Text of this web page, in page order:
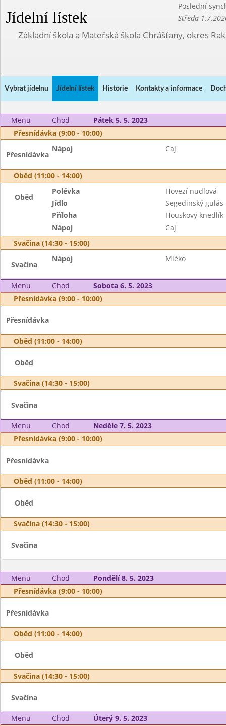
Jídelní lístek
Poslední
Středa
Základní škola a Mateřská škola Chrášťany, okres
Vybrat jídelnu Jídelní lístek Historie Kontakty a informace
Menu Chod
Pátek 5. 5. 2023
Přesnídávka (9:00 - 10:00)
Přesnídávka
Nápoj Caj
Oběd (11:00 - 14:00)
Oběd
Polévka
Hovezí nudlová
Jídlo
Segedinský gulás
Příloha
Houskový knedlík
Nápoj
Caj
Svačina (14:30 - 15:00)
Svačina
Nápoj Mléko
Menu Chod
Sobota 6. 5. 2023
Přesnídávka (9:00 - 10:00)
Přesnídávka
Oběd (11:00 - 14:00)
Oběd
Svačina (14:30 - 15:00)
Svačina
Menu Chod
Neděle 7. 5. 2023
Přesnídávka (9:00 - 10:00)
Přesnídávka
Oběd (11:00 - 14:00)
Oběd
Svačina (14:30 - 15:00)
Svačina
Menu Chod
Pondělí 8. 5. 2023
Přesnídávka (9:00 - 10:00)
Přesnídávka
Oběd (11:00 - 14:00)
Oběd
Svačina (14:30 - 15:00)
Svačina
Menu Chod
Úterý 9. 5. 2023